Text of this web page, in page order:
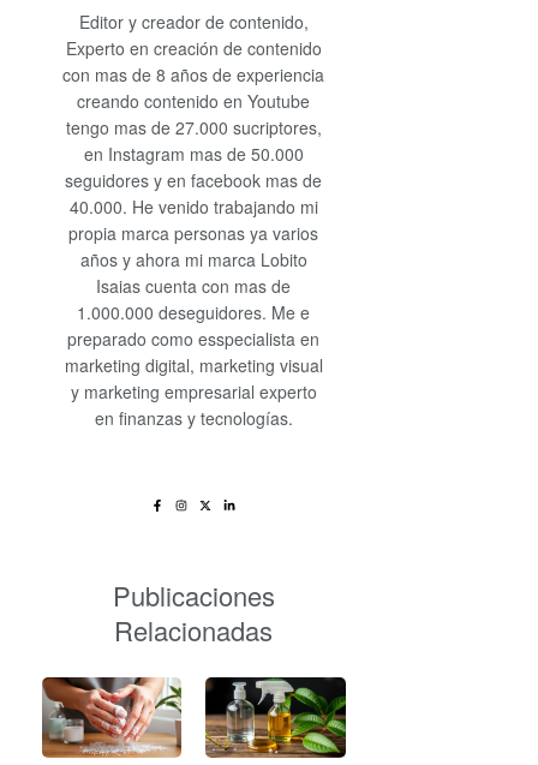
Editor y creador de contenido,
Experto en creación de contenido
con mas de 8 años de experiencia
creando contenido en Youtube
tengo mas de 27.000 sucriptores,
en Instagram mas de 50.000
seguidores y en facebook mas de
40.000. He venido trabajando mi
propia marca personas ya varios
años y ahora mi marca Lobito
Isaias cuenta con mas de
1.000.000 deseguidores. Me e
preparado como esspecialista en
marketing digital, marketing visual
y marketing empresarial experto
en finanzas y tecnologías.
Publicaciones
Relacionadas